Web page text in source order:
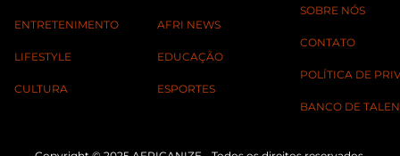
ENTRETENIMENTO
LIFESTYLE
CULTURA
AFRI NEWS
EDUCAÇÃO
ESPORTES
SOBRE NÓS
CONTATO
POLÍTICA DE
BANCO DE